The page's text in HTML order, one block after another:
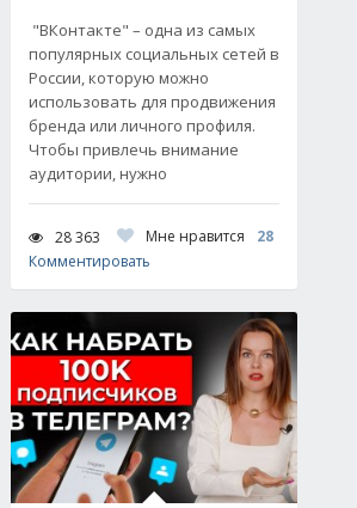
"ВКонтакте" – одна из самых
популярных социальных сетей в
России, которую можно
использовать для продвижения
бренда или личного профиля.
Чтобы привлечь внимание
аудитории, нужно
28 363 Мне нравится
28
Комментировать